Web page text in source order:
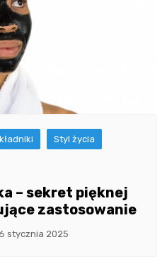
Styl życia
– sekret pięknej
zastosowanie
6 stycznia 2025